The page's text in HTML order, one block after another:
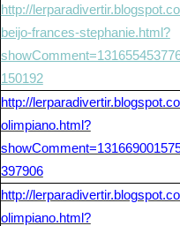
http://
beijo-frances-stephanie.html?
150192
http://
olimpiano.html?
397906
http://
olimpiano.html?